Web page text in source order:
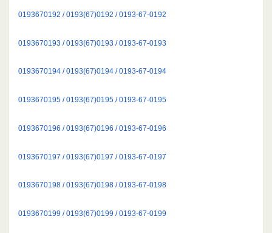
0193670192 / 0193(67)0192 / 0193-67-0192
0193670193 / 0193(67)0193 / 0193-67-0193
0193670194 / 0193(67)0194 / 0193-67-0194
0193670195 / 0193(67)0195 / 0193-67-0195
0193670196 / 0193(67)0196 / 0193-67-0196
0193670197 / 0193(67)0197 / 0193-67-0197
0193670198 / 0193(67)0198 / 0193-67-0198
0193670199 / 0193(67)0199 / 0193-67-0199